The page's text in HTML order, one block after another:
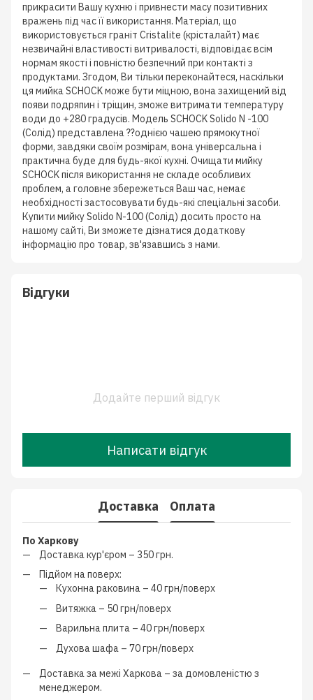
прикрасити Вашу кухню і привнести масу позитивних
вражень під час її використання. Матеріал, що
використовується граніт Cristalite (крісталайт) має
незвичайні властивості витривалості, відповідає всім
нормам якості і повністю безпечний при контакті з
продуктами. Згодом, Ви тільки переконайтеся, наскільки
ця мийка SCHOCK може бути міцною, вона захищений від
появи подряпин і тріщин, зможе витримати температуру
води до +280 градусів. Модель SCHOCK Solido N -100
(Солід) представлена ??однією чашею прямокутної
форми, завдяки своїм розмірам, вона універсальна і
практична буде для будь-якої кухні. Очищати мийку
SCHOCK після використання не складе особливих
проблем, а головне збережеться Ваш час, немає
необхідності застосовувати будь-які спеціальні засоби.
Купити мийку Solido N-100 (Солід) досить просто на
нашому сайті, Ви зможете дізнатися додаткову
інформацію про товар, зв'язавшись з нами.
Відгуки
Додайте перший відгук
Написати відгук
Доставка Оплата
По Харкову
Доставка кур'єром – 350 грн.
Підйом на поверх:
Кухонна раковина – 40 грн/поверх
Витяжка – 50 грн/поверх
Варильна плита – 40 грн/поверх
Духова шафа – 70 грн/поверх
Доставка за межі Харкова – за домовленістю з
менеджером.